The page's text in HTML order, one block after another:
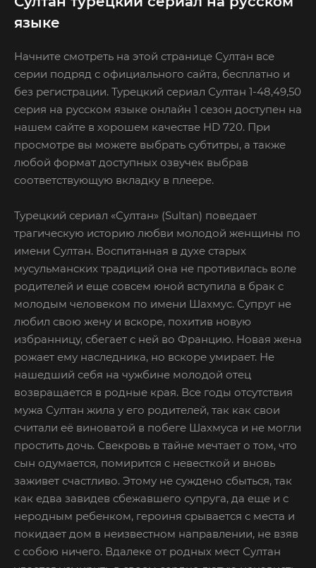
языке
Начните смотреть на этой странице Султан все
серии подряд с официального сайта, бесплатно и
без регистрации. Турецкий сериал Султан 1-48,49,50
серия на русском языке онлайн 1 сезон доступен на
нашем сайте в хорошем качестве HD 720. При
просмотре вы можете выбрать субтитры, а также
любой формат доступных озвучек выбрав
соответствующую вкладку в плеере.
Турецкий сериал «Султан» (Sultan) поведает
трагическую историю любви молодой женщины по
имени Султан. Воспитанная в духе старых
мусульманских традиций она не противилась воле
родителей и еще совсем юной вступила в брак с
молодым человеком по имени Шахмус. Супруг не
любил свою жену и вскоре, похитив новую
избранницу, сбегает с ней во Францию. Новая жена
рожает ему наследника, но вскоре умирает. Не
нашедший себя на чужбине молодой отец
возвращается в родные края. Все годы отсутствия
мужа Султан жила у его родителей, так как свои
считали её виноватой в побеге Шахмуса и не могли
простить дочь. Свекровь в тайне мечтает о том, что
сын одумается, помирится с невесткой и вновь
заживет счастливо. Этому не суждено сбыться, так
как едва завидев сбежавшего супруга, да еще и с
неродным ребенком, героиня срывается с места и
покидает дом в неизвестном направлении, не взяв
с собою ничего. Вдалеке от родных мест Султан